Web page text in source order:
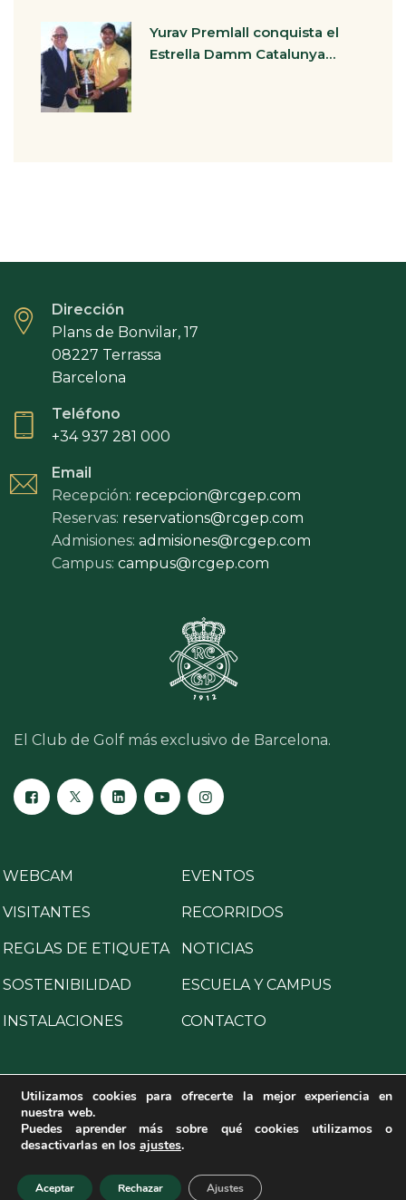
Yurav Premlall conquista el
Estrella Damm Catalunya…
Dirección
Plans de Bonvilar, 17
08227 Terrassa
Barcelona
Teléfono
+34 937 281 000
Email
Recepción: recepcion@rcgep.com
Reservas: reservations@rcgep.com
Admisiones: admisiones@rcgep.com
Campus: campus@rcgep.com
El Club de Golf más exclusivo de Barcelona.
WEBCAM EVENTOS
VISITANTES RECORRIDOS
REGLAS DE ETIQUETA NOTICIAS
SOSTENIBILIDAD ESCUELA Y CAMPUS
INSTALACIONES CONTACTO
Copyright © 2025 All Rights Reserved.
·Canal de denuncias
Utilizamos cookies para ofrecerte la mejor experiencia en
nuestra web.
Puedes aprender más sobre qué cookies utilizamos o
desactivarlas en los ajustes.
Aceptar Rechazar Ajustes